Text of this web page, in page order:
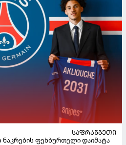
ᲡᲐᲤᲠᲐᲜᲒᲔᲗᲘ
ნაკრების ფეხბურთელი დაიმატა